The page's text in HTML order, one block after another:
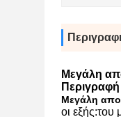
Μεγάλη
Μεγάλη
οι εξής:του